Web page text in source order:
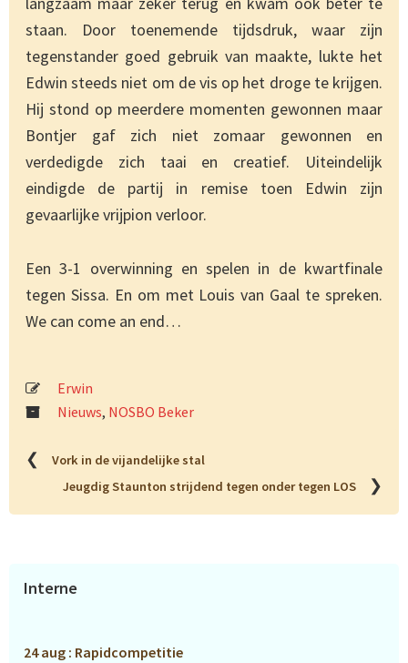
staan. Door toenemende tijdsdruk, waar zijn
tegenstander goed gebruik van maakte, lukte het
Edwin steeds niet om de vis op het droge te krijgen.
Hij stond op meerdere momenten gewonnen maar
Bontjer gaf zich niet zomaar gewonnen en
verdedigde zich taai en creatief. Uiteindelijk
eindigde de partij in remise toen Edwin zijn
gevaarlijke vrijpion verloor.
Een 3-1 overwinning en spelen in de kwartfinale
tegen Sissa. En om met Louis van Gaal te spreken.
We can come an end…
Erwin
Nieuws, NOSBO Beker
❮
Vork in de vijandelijke stal
Jeugdig Staunton strijdend tegen onder tegen LOS
❯
Primaire
Interne
24 aug : Rapidcompetitie